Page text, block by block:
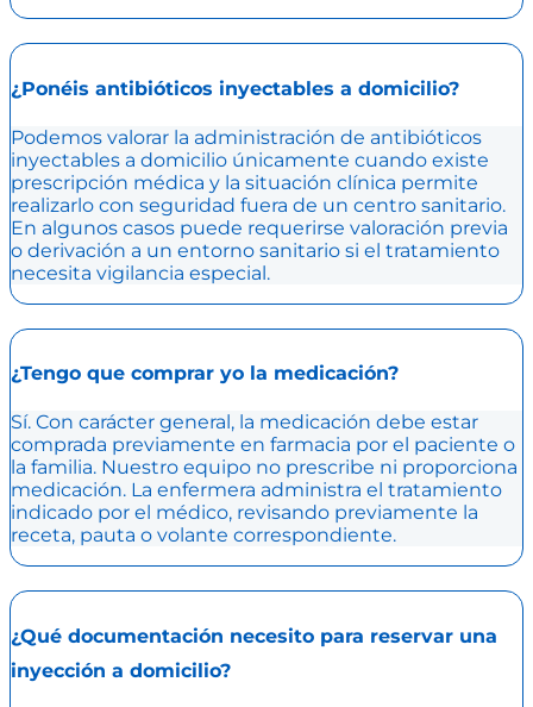
¿Ponéis antibióticos inyectables a domicilio?
Podemos valorar la administración de antibióticos
inyectables a domicilio únicamente cuando existe
prescripción médica y la situación clínica permite
realizarlo con seguridad fuera de un centro sanitario.
En algunos casos puede requerirse valoración previa
o derivación a un entorno sanitario si el tratamiento
necesita vigilancia especial.
¿Tengo que comprar yo la medicación?
Sí. Con carácter general, la medicación debe estar
comprada previamente en farmacia por el paciente o
la familia. Nuestro equipo no prescribe ni proporciona
medicación. La enfermera administra el tratamiento
indicado por el médico, revisando previamente la
receta, pauta o volante correspondiente.
¿Qué documentación necesito para reservar una
inyección a domicilio?